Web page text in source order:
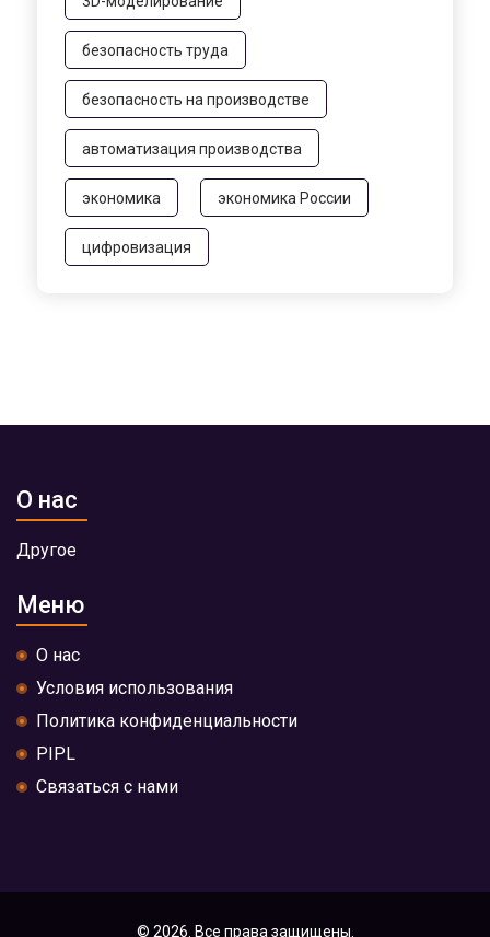
безопасность труда
безопасность на производстве
автоматизация производства
экономика экономика России
цифровизация
О нас
Другое
Меню
О нас
Условия использования
Политика конфиденциальности
PIPL
Связаться с нами
© 2026. Все права защищены.